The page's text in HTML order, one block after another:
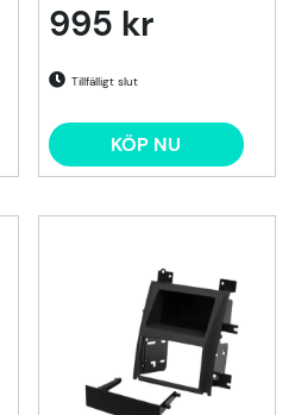
995 kr
Tillfälligt slut
KÖP NU